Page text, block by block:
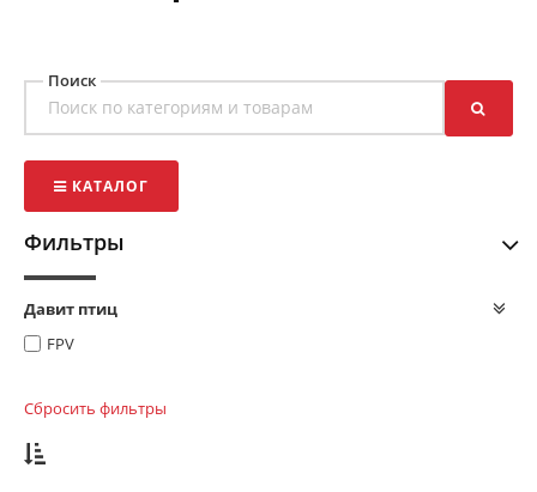
Поиск
КАТАЛОГ
Фильтры
Давит птиц
FPV
Сбросить фильтры